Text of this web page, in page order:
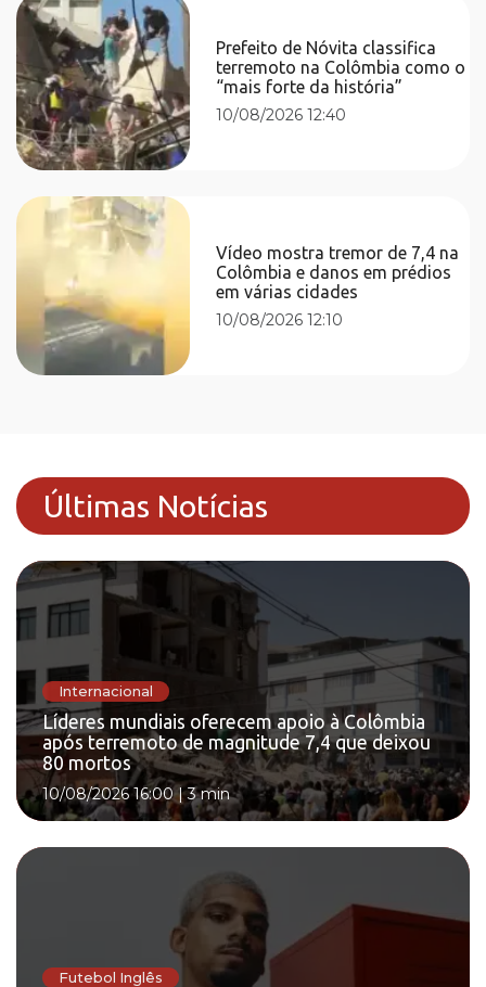
Prefeito de Nóvita classifica
terremoto na Colômbia como o
“mais forte da história”
10/08/2026 12:40
Vídeo mostra tremor de 7,4 na
Colômbia e danos em prédios
em várias cidades
10/08/2026 12:10
Últimas Notícias
Internacional
Líderes mundiais oferecem apoio à Colômbia
após terremoto de magnitude 7,4 que deixou
80 mortos
10/08/2026 16:00|3 min
Futebol Inglês